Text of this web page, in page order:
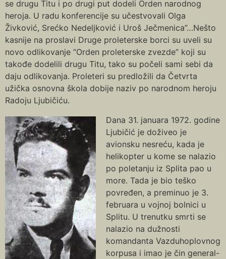
se drugu Titu i po drugi put dodeli Orden narodnog
heroja. U radu konferencije su učestvovali Olga
Živković, Srećko Nedeljković i Uroš Ječmenica”…Nešto
kasnije na proslavi Druge proleterske borci su uveli su
novo odlikovanje “Orden proleterske zvezde” koji su
takođe dodelili drugu Titu, tako su počeli sami sebi da
daju odlikovanja. Proleteri su predložili da Četvrta
užička osnovna škola dobije naziv po narodnom heroju
Radoju Ljubičiću.
Dana 31. januara 1972. godine
Ljubičić je doživeo je
avionsku nesreću, kada je
helikopter u kome se nalazio
po poletanju iz Splita pao u
more. Tada je bio teško
povređen, a preminuo je 3.
februara u vojnoj bolnici u
Splitu. U trenutku smrti se
nalazio na dužnosti
komandanta Vazduhoplovnog
korpusa i imao je čin general-